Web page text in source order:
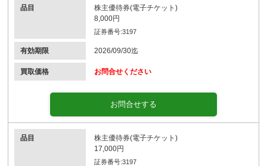
品目
株主優待券(電子チケット)
8,000円
証券番号:3197
有効期限 2026/09/30迄
買取価格 お問合せください
お問合せする
品目
株主優待券(電子チケット)
17,000円
証券番号:3197